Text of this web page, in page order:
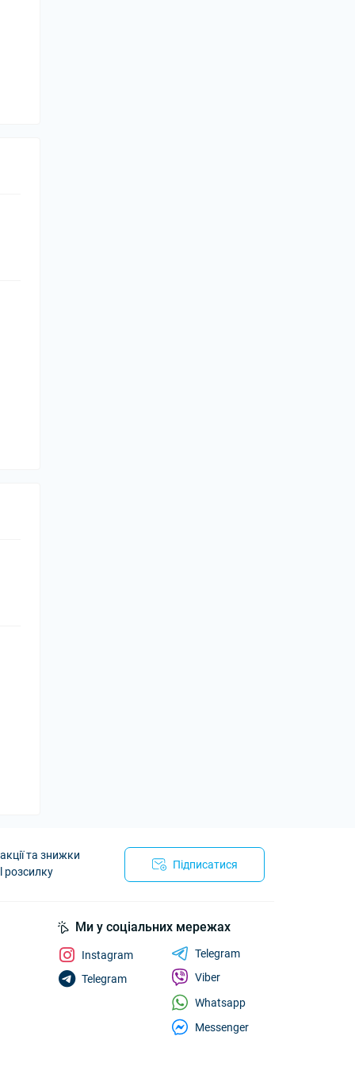
та знижки
розсилку
Підписатися
Ми у соціальних мережах
Instagram
Telegram
Telegram
Viber
Whatsapp
Messenger